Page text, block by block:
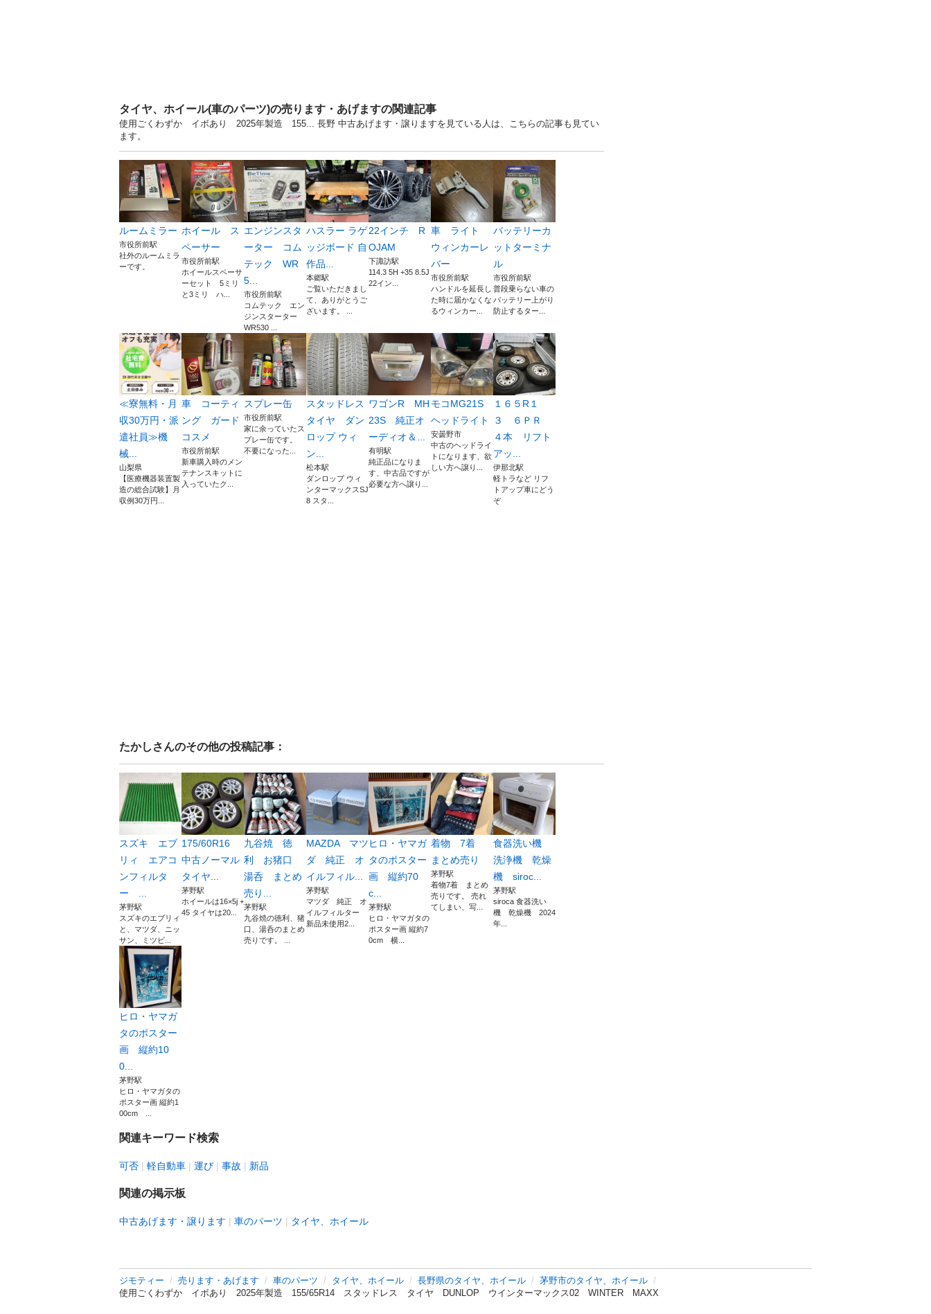
タイヤ、ホイール(車のパーツ)の売ります・あげますの関連記事
使用ごくわずか イボあり 2025年製造 155... 長野 中古あげます・譲りますを見ている人は、こちらの記事も見てい
ます。
ルームミラー
市役所前駅
社外のルームミラ
ーです。
ホイール ス
ペーサー
市役所前駅
ホイールスペーサ
ーセット 5ミリ
と3ミリ ハ...
エンジンスタ
ーター コム
テック WR
5...
市役所前駅
コムテック エン
ジンスターター
WR530 ...
ハスラー ラゲ
ッジボード 自
作品...
本郷駅
ご覧いただきまし
て、ありがとうご
ざいます。 ...
22インチ R
OJAM
下諏訪駅
114.3 5H +35 8.5J
22イン...
車 ライト
ウィンカーレ
バー
市役所前駅
ハンドルを延長し
た時に届かなくな
るウィンカー...
バッテリーカ
ットターミナ
ル
市役所前駅
普段乗らない車の
バッテリー上がり
防止するター...
≪寮無料・月
収30万円・派
遣社員≫機
械...
山梨県
【医療機器装置製
造の総合試験】月
収例30万円...
車 コーティ
ング ガード
コスメ
市役所前駅
新車購入時のメン
テナンスキットに
入っていたク...
スプレー缶
市役所前駅
家に余っていたス
プレー缶です。
不要になった...
スタッドレス
タイヤ ダン
ロップ ウィ
ン...
松本駅
ダンロップ ウィ
ンターマックスSJ
8 スタ...
ワゴンR MH
23S 純正オ
ーディオ＆...
有明駅
純正品になりま
す、中古品ですが
必要な方へ譲り...
モコMG21S
ヘッドライト
安曇野市
中古のヘッドライ
トになります、欲
しい方へ譲り...
１６５R１
３ ６ＰＲ
４本 リフト
アッ...
伊那北駅
軽トラなど リフ
トアップ車にどう
ぞ
たかし さんのその他の投稿記事：
スズキ エブ
リィ エアコ
ンフィルタ
ー ...
茅野駅
スズキのエブリィ
と、マツダ、ニッ
サン、ミツビ...
175/60R16
中古ノーマル
タイヤ...
茅野駅
ホイールは16×5j +
45 タイヤは20...
九谷焼 徳
利 お猪口
湯呑 まとめ
売り...
茅野駅
九谷焼の徳利、猪
口、湯呑のまとめ
売りです。 ...
MAZDA マツ
ダ 純正 オ
イルフィル...
茅野駅
マツダ 純正 オ
イルフィルター
新品未使用2...
ヒロ・ヤマガ
タのポスター
画 縦約70
c...
茅野駅
ヒロ・ヤマガタの
ポスター画 縦約7
0cm 横...
着物 7着
まとめ売り
茅野駅
着物7着 まとめ
売りです。 売れ
てしまい、写...
食器洗い機
洗浄機 乾燥
機 siroc...
茅野駅
siroca 食器洗い
機 乾燥機 2024
年...
ヒロ・ヤマガ
タのポスター
画 縦約10
0...
茅野駅
ヒロ・ヤマガタの
ポスター画 縦約1
00cm ...
関連キーワード検索
可否 軽自動車 運び 事故 新品
関連の掲示板
中古あげます・譲ります 車のパーツ タイヤ、ホイール
ジモティー 売ります・あげます 車のパーツ タイヤ、ホイール 長野県のタイヤ、ホイール
茅野市のタイヤ、ホイール
使用ごくわずか イボあり 2025年製造 155/65R14 スタッドレス タイヤ DUNLOP ウインターマックス02 WINTER MAXX